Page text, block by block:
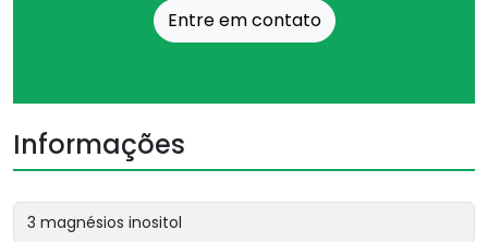
Entre em contato
Informações
3 magnésios inositol